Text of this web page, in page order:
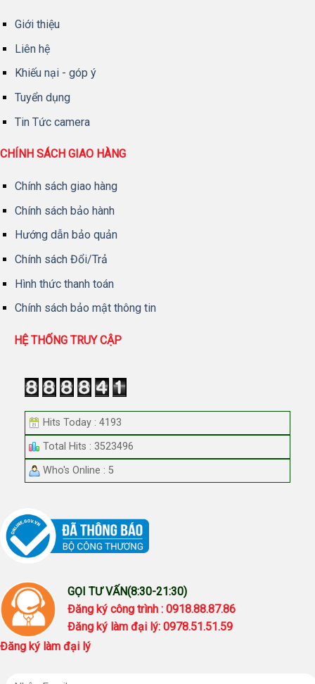
Giới thiệu
Liên hệ
Khiếu nại - góp ý
Tuyển dụng
Tin Tức camera
CHÍNH SÁCH GIAO HÀNG
Chính sách giao hàng
Chính sách bảo hành
Hướng dẫn bảo quản
Chính sách Đổi/Trả
Hình thức thanh toán
Chính sách bảo mật thông tin
HỆ THỐNG TRUY CẬP
Hits Today : 4193
Total Hits : 3523496
Who's Online : 5
GỌI TƯ VẤN(8:30-21:30)
Đăng ký công trình : 0918.88.87.86
Đăng ký làm đại lý: 0978.51.51.59
Đăng ký làm đại lý